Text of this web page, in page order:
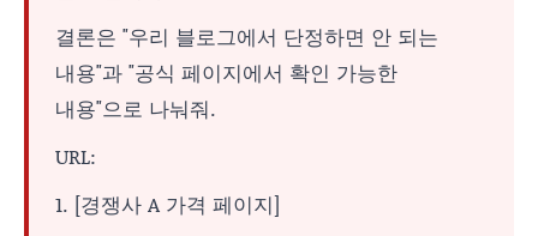
결론은 "우리 블로그에서 단정하면 안 되는
내용"과 "공식 페이지에서 확인 가능한
내용"으로 나눠줘.
URL:
1. [경쟁사 A 가격 페이지]